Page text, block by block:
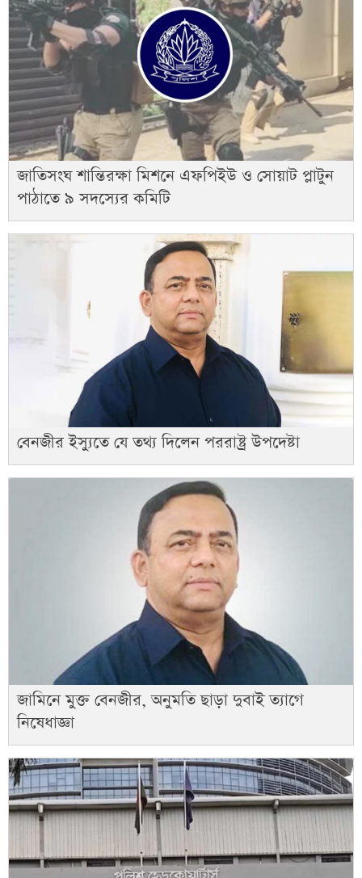
জাতিসংঘ শান্তিরক্ষা মিশনে এফপিইউ ও সোয়াট প্লাটুন
পাঠাতে ৯ সদস্যের কমিটি
বেনজীর ইস্যুতে যে তথ্য দিলেন পররাষ্ট্র উপদেষ্টা
জামিনে মুক্ত বেনজীর, অনুমতি ছাড়া দুবাই ত্যাগে
নিষেধাজ্ঞা